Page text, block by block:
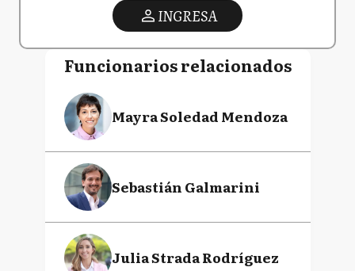
INGRESA
Funcionarios relacionados
Mayra Soledad Mendoza
Sebastián Galmarini
Julia Strada Rodríguez